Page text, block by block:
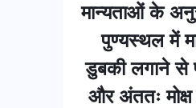
मान्यताओं के
पुण्यस्थल में
डुबकी लगाने से
और अंततः मोक्ष